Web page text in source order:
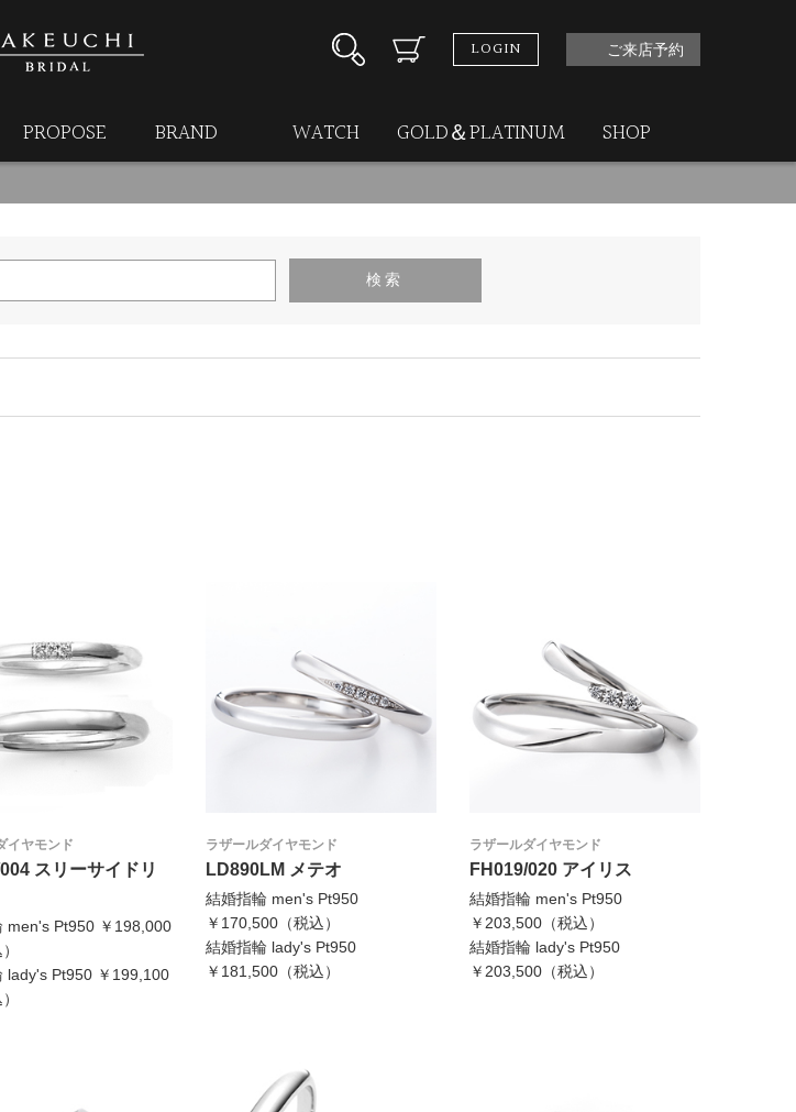
LOGIN ご来店予約
PROPOSE BRAND WATCH GOLD＆PLATINUM SHOP
イヤモンド
スリーサイドリ
men's Pt950 ￥198,000
lady's Pt950 ￥199,100
ラザールダイヤモンド
LD890LM メテオ
結婚指輪 men's Pt950
￥170,500（税込）
結婚指輪 lady's Pt950
￥181,500（税込）
ラザールダイヤモンド
FH019/020 アイリス
結婚指輪 men's Pt950
￥203,500（税込）
結婚指輪 lady's Pt950
￥203,500（税込）